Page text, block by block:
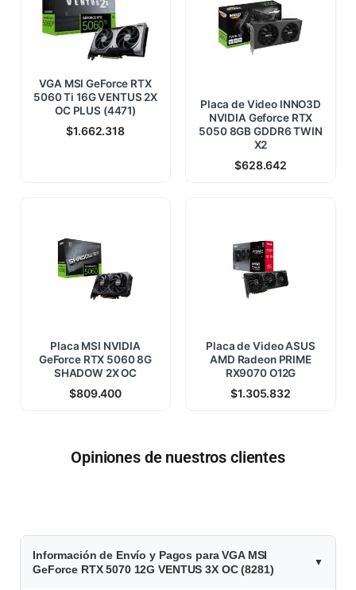
VGA MSI GeForce RTX
5060 Ti 16G VENTUS 2X
OC PLUS (4471)
$1.662.318
Placa de Video INNO3D
NVIDIA Geforce RTX
5050 8GB GDDR6 TWIN
X2
$628.642
Placa MSI NVIDIA
GeForce RTX 5060 8G
SHADOW 2X OC
$809.400
Placa de Video ASUS
AMD Radeon PRIME
RX9070 O12G
$1.305.832
Opiniones de nuestros clientes
$
1
Información de Envío y Pagos para VGA MSI
GeForce RTX 5070 12G VENTUS 3X OC (8281)